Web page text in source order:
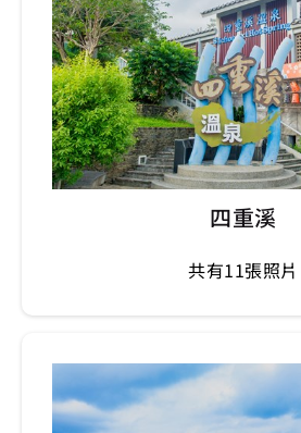
四重溪
共有11張照片